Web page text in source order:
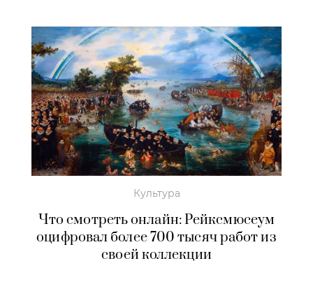
Культура
Что смотреть онлайн: Рейксмюсеум
оцифровал более 700 тысяч работ из
своей коллекции